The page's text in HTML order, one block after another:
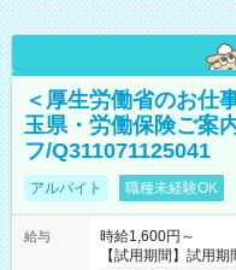
＜厚生労働省のお仕
玉県・労働保険ご案
フ/Q311071125041
アルバイト 職種未経験OK
給与
時給1,600円～
【試用期間】試用期